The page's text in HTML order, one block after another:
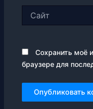
Сохранить моё
браузере для